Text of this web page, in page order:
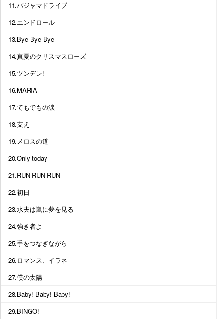
11.パジャマドライブ
12.エンドロール
13.Bye Bye Bye
14.真夏のクリスマスローズ
15.ツンデレ!
16.MARIA
17.てもでもの涙
18.支え
19.メロスの道
20.Only today
21.RUN RUN RUN
22.初日
23.水夫は嵐に夢を見る
24.強き者よ
25.手をつなぎながら
26.ロマンス、イラネ
27.僕の太陽
28.Baby! Baby! Baby!
29.BINGO!